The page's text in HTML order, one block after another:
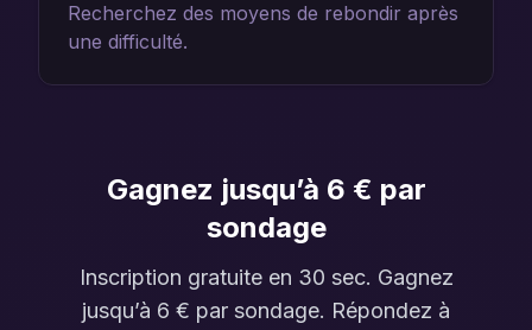
Recherchez des moyens de rebondir après
une difficulté.
Gagnez jusqu’à 6 € par
sondage
Inscription gratuite en 30 sec. Gagnez
jusqu’à 6 € par sondage. Répondez à